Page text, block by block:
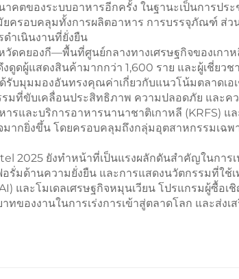
คตของระบบอาหารอีกครั้ง ในฐานะเป็นการปร
รอบคลุมทั้งการผลิตอาหาร การบรรจุภัณฑ์ ส่ว
ำเนินงานที่ยั่งยืน
วัดคยองกี—พื้นที่ศูนย์กลางทางเศรษฐกิจของเกา
ดูดผู้แสดงสินค้ามากกว่า 1,600 ราย และผู้เชี่ยว
รับมุมมองอันทรงคุณค่าเกี่ยวกับแนวโน้มตลาดเอ
ที่ขับเคลื่อนประสิทธิภาพ ความปลอดภัย และค
รและบริการอาหารนานาชาติเกาหลี (KRFS) แ
มากยิ่งขึ้น โดยครอบคลุมถึงกลุ่มอุตสาหกรรมเฉพ
2025 ยังทำหน้าที่เป็นแรงผลักดันสำคัญในการ
รั่มด้านความยั่งยืน และการแสดงนวัตกรรมที่ใช้
และโมเดลเศรษฐกิจหมุนเวียน โปรแกรมผู้ซื้อ
ของงานในการเร่งการเข้าสู่ตลาดโลก และส่งเ